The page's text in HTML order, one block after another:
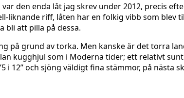
var den enda låt jag skrev under 2012, precis
liknande riff, låten har en folkig vibb som
bli att pilla på dessa.
på grund av torka. Men kanske är det torra
kugghjul som i Moderna tider; ett relativt
12” och sjöng väldigt fina stämmor, på nästa